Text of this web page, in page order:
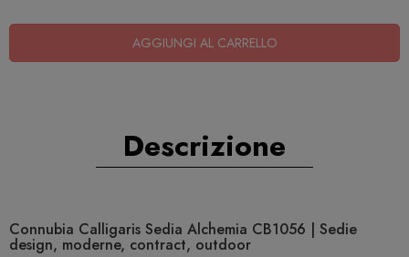
AGGIUNGI AL CARRELLO
Descrizione
Connubia Calligaris Sedia Alchemia CB1056 | Sedie
design, moderne, contract, outdoor